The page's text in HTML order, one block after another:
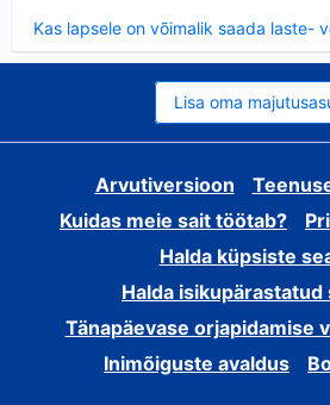
Kas lapsele on võimalik saada laste-
Lisa oma
Arvutiversioon
Kuidas meie sait töötab?
Halda küpsiste
Halda
Tänapäevase orjapidamise
Inimõiguste avaldus